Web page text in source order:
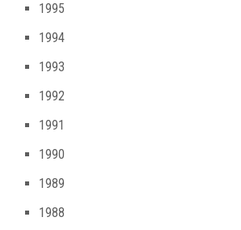
1995
1994
1993
1992
1991
1990
1989
1988